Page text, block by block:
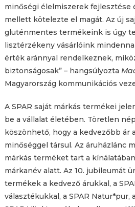
minőségi élelmiszerek fejlesztése
mellett kötelezte el magát. Az új
gluténmentes termékeink is úgy
lisztérzékeny vásárlóink
érték aránnyal rendelkeznek,
biztonságosak” – hangsúlyozta
Magyarország kommunikációs
A SPAR saját márkás termékei
be a vállalat életében. Töretlen
köszönhető, hogy a kedvezőbb ár
minőséggel társul. Az áruházlánc
márkás terméket tart a
márkanév alatt. Az 10. jubileumát
termékek a kedvező árukkal, a
választékukkal, a SPAR Natur*pur,